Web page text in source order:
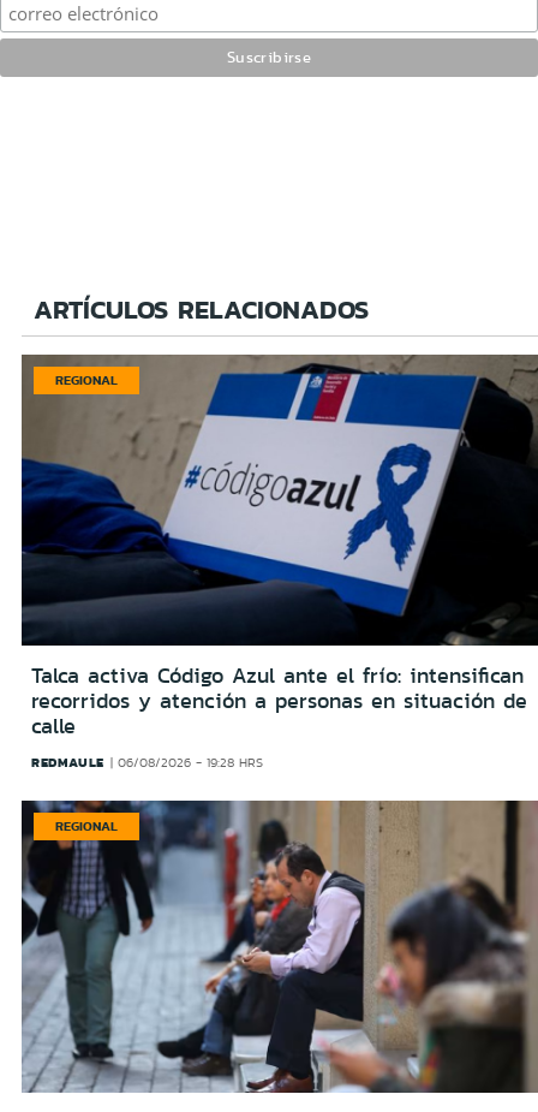
ARTÍCULOS RELACIONADOS
REGIONAL
Talca activa Código Azul ante el frío: intensifican
recorridos y atención a personas en situación de
calle
REDMAULE 06/08/2026 - 19:28 HRS
REGIONAL